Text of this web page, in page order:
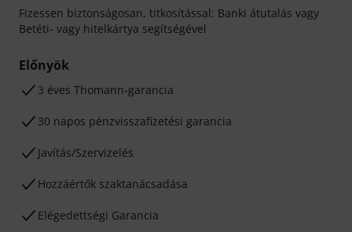
Fizessen biztonságosan, titkosítással: Banki átutalás vagy
Betéti- vagy hitelkártya segítségével
Előnyök
3 éves Thomann-garancia
30 napos pénzvisszafizetési garancia
Javítás/Szervizelés
Hozzáértők szaktanácsadása
Elégedettségi Garancia